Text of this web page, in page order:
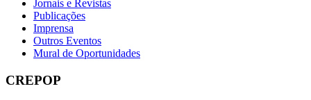
Jornais e Revistas
Publicações
Imprensa
Outros Eventos
Mural de Oportunidades
CREPOP